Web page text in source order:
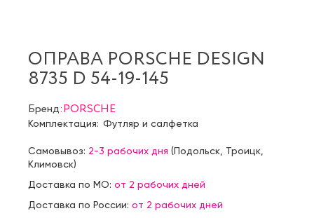
ОПРАВА PORSCHE DESIGN
8735 D 54-19-145
Бренд:PORSCHE
Комплектация: Футляр и салфетка
Самовывоз: 2-3 рабочих дня (Подольск Троицк
Климовск)
Доставка по МО: от 2 рабочих дней
Доставка по России: от 2 рабочих дней